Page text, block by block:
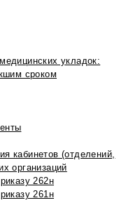
укладок:
сроком
кабинетов (отделений,
организаций
262н
261н